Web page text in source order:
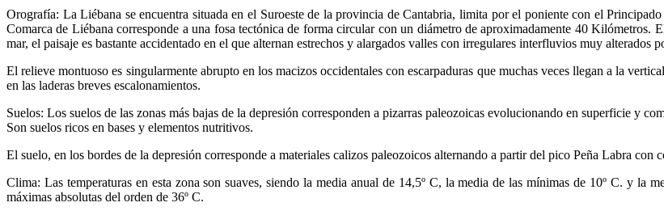
Orografía: La Liébana se encuentra situada en el Suroeste de la provincia de Cantabria, limita por el poniente con el
Comarca de Liébana corresponde a una fosa tectónica de forma circular con un diámetro de aproximadamente 40 Kilómetros.
mar, el paisaje es bastante accidentado en el que alternan estrechos y alargados valles con irregulares interfluvios muy alterados
El relieve montuoso es singularmente abrupto en los macizos occidentales con escarpaduras que muchas veces llegan a la
en las laderas breves escalonamientos.
Suelos: Los suelos de las zonas más bajas de la depresión corresponden a pizarras paleozoicas evolucionando en superficie y
Son suelos ricos en bases y elementos nutritivos.
El suelo, en los bordes de la depresión corresponde a materiales calizos paleozoicos alternando a partir del pico Peña Labra con
Clima: Las temperaturas en esta zona son suaves, siendo la media anual de 14,5º C, la media de las mínimas de 10º C. y la
máximas absolutas del orden de 36º C.